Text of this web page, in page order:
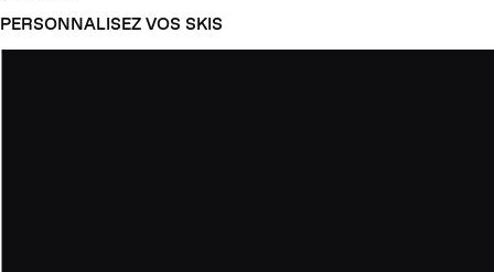
PERSONNALISEZ VOS SKIS